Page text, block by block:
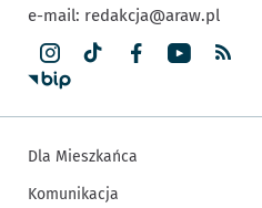
e-mail: redakcja@araw.pl
Dla Mieszkańca
Komunikacja